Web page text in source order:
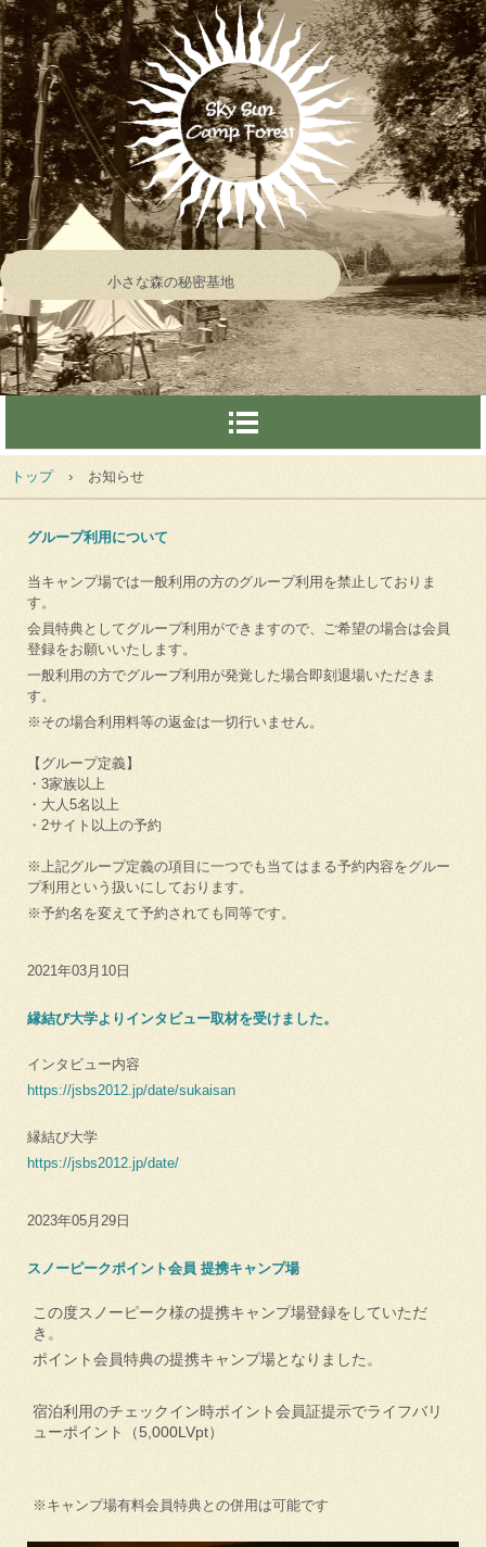
小さな森の秘密基地
トップ › お知らせ
グループ利用について
当キャンプ場では一般利用の方のグループ利用を禁止しておりま
す。
会員特典としてグループ利用ができますので、ご希望の場合は会員
登録をお願いいたします。
一般利用の方でグループ利用が発覚した場合即刻退場いただきま
す。
※その場合利用料等の返金は一切行いません。
【グループ定義】
・3家族以上
・大人5名以上
・2サイト以上の予約
※上記グループ定義の項目に一つでも当てはまる予約内容をグルー
プ利用という扱いにしております。
※予約名を変えて予約されても同等です。
2021年03月10日
縁結び大学よりインタビュー取材を受けました。
インタビュー内容
https://jsbs2012.jp/date/sukaisan
縁結び大学
https://jsbs2012.jp/date/
2023年05月29日
スノーピークポイント会員 提携キャンプ場
この度スノーピーク様の提携キャンプ場登録をしていただ
き。
ポイント会員特典の提携キャンプ場となりました。
宿泊利用のチェックイン時ポイント会員証提示でライフバリ
ューポイント（5,000LVpt）
※キャンプ場有料会員特典との併用は可能です